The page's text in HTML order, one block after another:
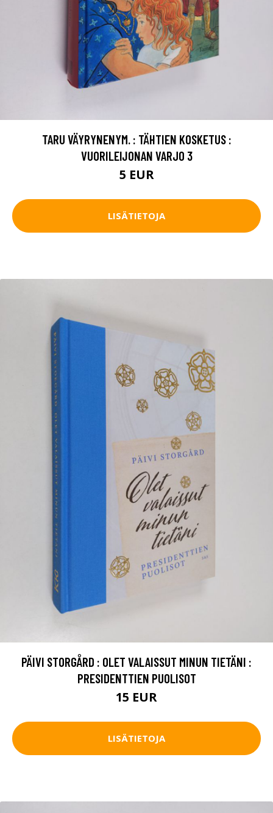
TARU VÄYRYNENYM. : TÄHTIEN KOSKETUS :
VUORILEIJONAN VARJO 3
5 EUR
LISÄTIETOJA
PÄIVI STORGÅRD : OLET VALAISSUT MINUN TIETÄNI :
PRESIDENTTIEN PUOLISOT
15 EUR
LISÄTIETOJA